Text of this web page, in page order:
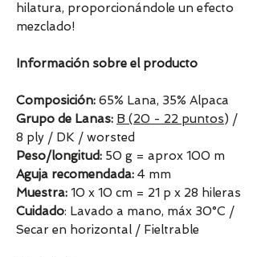
hilatura, proporcionándole un efecto
mezclado!
Información sobre el producto
Composición: 65% Lana, 35% Alpaca
Grupo de Lanas: B (20 - 22 puntos) /
8 ply / DK / worsted
Peso/longitud: 50 g = aprox 100 m
Aguja recomendada: 4 mm
Muestra: 10 x 10 cm = 21 p x 28 hileras
Cuidado: Lavado a mano, máx 30°C /
Secar en horizontal / Fieltrable